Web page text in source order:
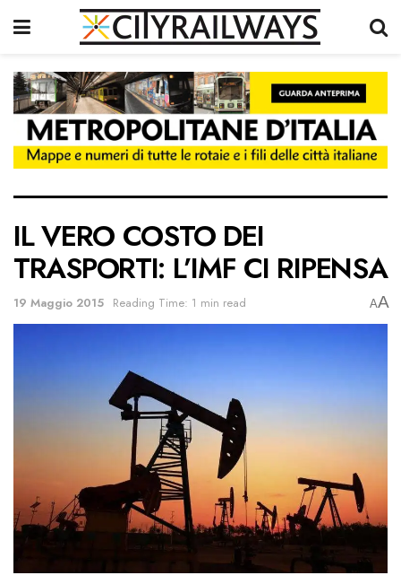
IL VERO COSTO DEI
TRASPORTI: L’IMF CI RIPENSA
19 Maggio 2015 Reading Time: 1 min read AA